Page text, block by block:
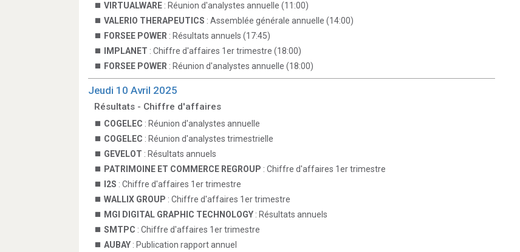
VIRTUALWARE : Réunion d'analystes annuelle (11:00)
VALERIO THERAPEUTICS : Assemblée générale annuelle (14:00)
FORSEE POWER : Résultats annuels (17:45)
IMPLANET : Chiffre d'affaires 1er trimestre (18:00)
FORSEE POWER : Réunion d'analystes annuelle (18:00)
Jeudi 10 Avril 2025
Résultats - Chiffre d'affaires
COGELEC : Réunion d'analystes annuelle
COGELEC : Réunion d'analystes trimestrielle
GEVELOT : Résultats annuels
PATRIMOINE ET COMMERCE REGROUP : Chiffre d'affaires 1er trimestre
I2S : Chiffre d'affaires 1er trimestre
WALLIX GROUP : Chiffre d'affaires 1er trimestre
MGI DIGITAL GRAPHIC TECHNOLOGY : Résultats annuels
SMTPC : Chiffre d'affaires 1er trimestre
AUBAY : Publication rapport annuel